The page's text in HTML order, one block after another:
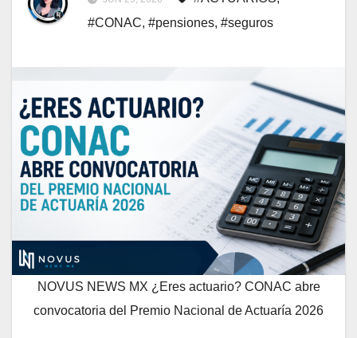
#CONAC, #pensiones, #seguros
NOVUS NEWS MX ¿Eres actuario? CONAC abre
convocatoria del Premio Nacional de Actuaría 2026